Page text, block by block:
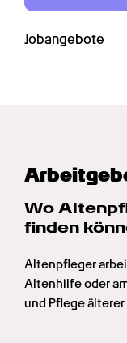
Jobangebote
Wo
finden
Altenpfleger
Altenhilfe oder
und Pflege